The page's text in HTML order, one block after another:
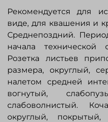
Рекомендуется для
виде, для квашения и
Среднепоздний.
начала технической
Розетка листьев
размера, округлый,
налетом средней
вогнутый,
слабоволнистый.
округлый,